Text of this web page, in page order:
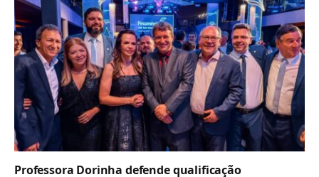
Professora Dorinha defende qualificação